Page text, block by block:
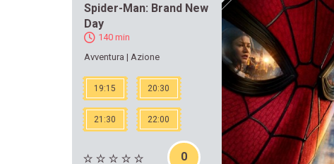
Spider-Man: Brand New
Day
140 min
Avventura | Azione
19:15 20:30
21:30 22:00
0